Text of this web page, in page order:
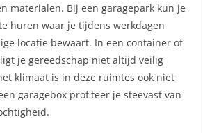
materialen. Bij een garagepark kun je
huren waar je tijdens werkdagen
locatie bewaart. In een container of
je gereedschap niet altijd veilig
klimaat is in deze ruimtes ook niet
garagebox profiteer je steevast van